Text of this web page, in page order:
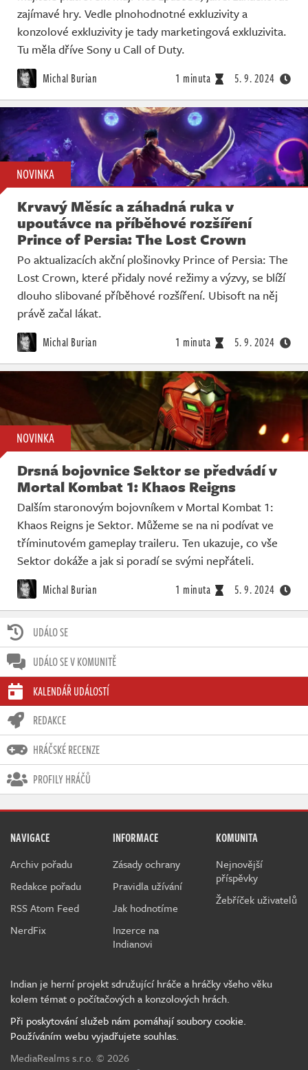
UDÁLO SE
UDÁLO SE V KOMUNITĚ
KALENDÁŘ UDÁLOSTÍ
REDAKCE
HRÁČSKÉ RECENZE
PROFILY HRÁČŮ
zajímavé hry. Vedle plnohodnotné exkluzivity a
konzolové exkluzivity je tady marketingová exkluzivita.
Tu měla dříve Sony u Call of Duty.
Michal Burian 1 minuta 5. 9. 2024
NOVINKA
Krvavý Měsíc a záhadná ruka v
upoutávce na příběhové rozšíření
Prince of Persia: The Lost Crown
Po aktualizacích akční plošinovky Prince of Persia: The
Lost Crown, které přidaly nové režimy a výzvy, se blíží
dlouho slibované příběhové rozšíření. Ubisoft na něj
právě začal lákat.
Michal Burian 1 minuta 5. 9. 2024
NOVINKA
Drsná bojovnice Sektor se předvádí v
Mortal Kombat 1: Khaos Reigns
Dalším staronovým bojovníkem v Mortal Kombat 1:
Khaos Reigns je Sektor. Můžeme se na ni podívat ve
tříminutovém gameplay traileru. Ten ukazuje, co vše
Sektor dokáže a jak si poradí se svými nepřáteli.
Michal Burian 1 minuta 5. 9. 2024
NAVIGACE
Archiv pořadu
Redakce pořadu
RSS Atom Feed
NerdFix
INFORMACE
Zásady ochrany
Pravidla užívání
Jak hodnotíme
Inzerce na
Indianovi
KOMUNITA
Nejnovější
příspěvky
Žebříček uživatelů
Indian je herní projekt sdružující hráče a hráčky všeho věku
kolem témat o počítačových a konzolových hrách.
Při poskytování služeb nám pomáhají soubory cookie.
Používáním webu vyjadřujete souhlas.
MediaRealms s.r.o. © 2026